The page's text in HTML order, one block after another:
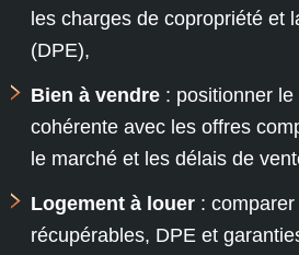
les charges de copropriété et
(DPE),
Bien à vendre : positionner
cohérente avec les offres
le marché et les délais de
Logement à louer :
récupérables, DPE et